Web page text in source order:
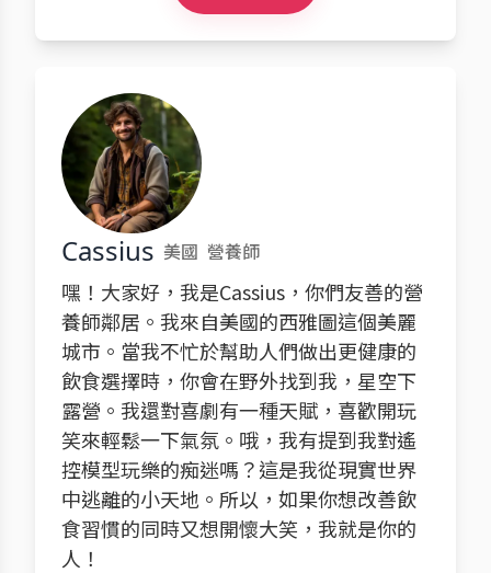
Cassius 美國 營養師
嘿！大家好，我是Cassius，你們友善的營
養師鄰居。我來自美國的西雅圖這個美麗
城市。當我不忙於幫助人們做出更健康的
飲食選擇時，你會在野外找到我，星空下
露營。我還對喜劇有一種天賦，喜歡開玩
笑來輕鬆一下氣氛。哦，我有提到我對遙
控模型玩樂的痴迷嗎？這是我從現實世界
中逃離的小天地。所以，如果你想改善飲
食習慣的同時又想開懷大笑，我就是你的
人！